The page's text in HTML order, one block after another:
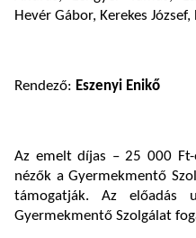
Hevér Gábor, Kerekes József,
Rendező: Eszenyi Enikő
Az emelt díjas – 25 000 Ft-
nézők a Gyermekmentő
támogatják. Az előadás
Gyermekmentő Szolgálat